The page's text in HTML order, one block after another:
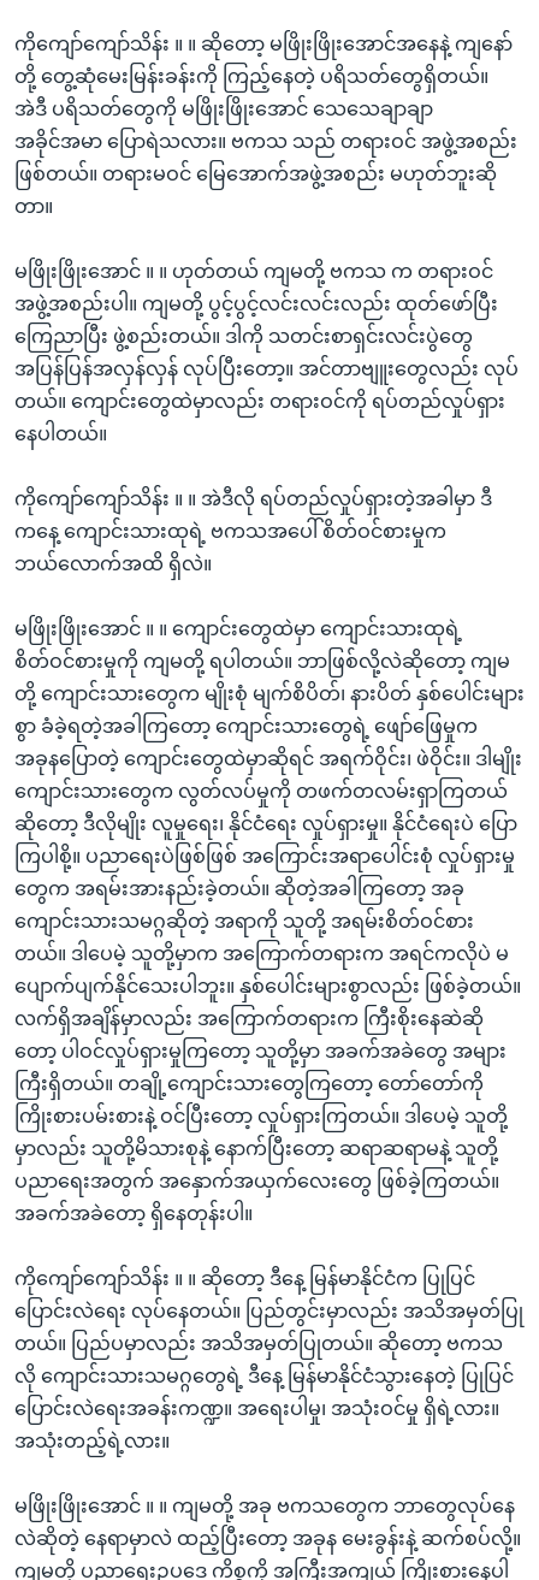
ကိုကျော်ကျော်သိန်း ။ ။ ဆိုတော့ မဖြိုးဖြိုးအောင်အနေနဲ့ ကျနော်
တို့ တွေ့ဆုံမေးမြန်းခန်းကို ကြည့်နေတဲ့ ပရိသတ်တွေရှိတယ်။
အဲဒီ ပရိသတ်တွေကို မဖြိုးဖြိုးအောင် သေသေချာချာ
အခိုင်အမာ ပြောရဲသလား။ ဗကသ သည် တရားဝင် အဖွဲ့အစည်း
ဖြစ်တယ်။ တရားမဝင် မြေအောက်အဖွဲ့အစည်း မဟုတ်ဘူးဆို
တာ။
မဖြိုးဖြိုးအောင် ။ ။ ဟုတ်တယ် ကျမတို့ ဗကသ က တရားဝင်
အဖွဲ့အစည်းပါ။ ကျမတို့ ပွင့်ပွင့်လင်းလင်းလည်း ထုတ်ဖော်ပြီး
ကြေညာပြီး ဖွဲ့စည်းတယ်။ ဒါကို သတင်းစာရှင်းလင်းပွဲတွေ
အပြန်ပြန်အလှန်လှန် လုပ်ပြီးတော့။ အင်တာဗျူးတွေလည်း လုပ်
တယ်။ ကျောင်းတွေထဲမှာလည်း တရားဝင်ကို ရပ်တည်လှုပ်ရှား
နေပါတယ်။
ကိုကျော်ကျော်သိန်း ။ ။ အဲဒီလို ရပ်တည်လှုပ်ရှားတဲ့အခါမှာ ဒီ
ကနေ့ ကျောင်းသားထုရဲ့ ဗကသအပေါ် စိတ်ဝင်စားမှုက
ဘယ်လောက်အထိ ရှိလဲ။
မဖြိုးဖြိုးအောင် ။ ။ ကျောင်းတွေထဲမှာ ကျောင်းသားထုရဲ့
စိတ်ဝင်စားမှုကို ကျမတို့ ရပါတယ်။ ဘာဖြစ်လို့လဲဆိုတော့ ကျမ
တို့ ကျောင်းသားတွေက မျိုးစုံ မျက်စိပိတ်၊ နားပိတ် နှစ်ပေါင်းများ
စွာ ခံခဲ့ရတဲ့အခါကြတော့ ကျောင်းသားတွေရဲ့ ဖျော်ဖြေမှုက
အခုနပြောတဲ့ ကျောင်းတွေထဲမှာဆိုရင် အရက်ဝိုင်း၊ ဖဲဝိုင်း။ ဒါမျိုး
ကျောင်းသားတွေက လွတ်လပ်မှုကို တဖက်တလမ်းရှာကြတယ်
ဆိုတော့ ဒီလိုမျိုး လူမှုရေး၊ နိုင်ငံရေး လှုပ်ရှားမှု။ နိုင်ငံရေးပဲ ပြော
ကြပါစို့။ ပညာရေးပဲဖြစ်ဖြစ် အကြောင်းအရာပေါင်းစုံ လှုပ်ရှားမှု
တွေက အရမ်းအားနည်းခဲ့တယ်။ ဆိုတဲ့အခါကြတော့ အခု
ကျောင်းသားသမဂ္ဂဆိုတဲ့ အရာကို သူတို့ အရမ်းစိတ်ဝင်စား
တယ်။ ဒါပေမဲ့ သူတို့မှာက အကြောက်တရားက အရင်ကလိုပဲ မ
ပျောက်ပျက်နိုင်သေးပါဘူး။ နှစ်ပေါင်းများစွာလည်း ဖြစ်ခဲ့တယ်။
လက်ရှိအချိန်မှာလည်း အကြောက်တရားက ကြီးစိုးနေဆဲဆို
တော့ ပါဝင်လှုပ်ရှားမှုကြတော့ သူတို့မှာ အခက်အခဲတွေ အများ
ကြီးရှိတယ်။ တချို့ကျောင်းသားတွေကြတော့ တော်တော်ကို
ကြိုးစားပမ်းစားနဲ့ ဝင်ပြီးတော့ လှုပ်ရှားကြတယ်။ ဒါပေမဲ့ သူတို့
မှာလည်း သူတို့မိသားစုနဲ့ နောက်ပြီးတော့ ဆရာဆရာမနဲ့ သူတို့
ပညာရေးအတွက် အနှောက်အယှက်လေးတွေ ဖြစ်ခဲ့ကြတယ်။
အခက်အခဲတော့ ရှိနေတုန်းပါ။
ကိုကျော်ကျော်သိန်း ။ ။ ဆိုတော့ ဒီနေ့ မြန်မာနိုင်ငံက ပြုပြင်
ပြောင်းလဲရေး လုပ်နေတယ်။ ပြည်တွင်းမှာလည်း အသိအမှတ်ပြု
တယ်။ ပြည်ပမှာလည်း အသိအမှတ်ပြုတယ်။ ဆိုတော့ ဗကသ
လို ကျောင်းသားသမဂ္ဂတွေရဲ့ ဒီနေ့ မြန်မာနိုင်ငံသွားနေတဲ့ ပြုပြင်
ပြောင်းလဲရေးအခန်းကဏ္ဍ။ အရေးပါမှု၊ အသုံးဝင်မှု ရှိရဲ့လား။
အသုံးတည့်ရဲ့လား။
မဖြိုးဖြိုးအောင် ။ ။ ကျမတို့ အခု ဗကသတွေက ဘာတွေလုပ်နေ
လဲဆိုတဲ့ နေရာမှာလဲ ထည့်ပြီးတော့ အခုန မေးခွန်းနဲ့ ဆက်စပ်လို့။
ကျမတို့ ပညာရေးဥပဒေ ကိစ္စကို အကြီးအကျယ် ကြိုးစားနေပါ